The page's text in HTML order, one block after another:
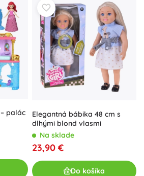
palác
Elegantná bábika 48 cm s
dlhými blond vlasmi
Na sklade
23,90 €
Do košíka